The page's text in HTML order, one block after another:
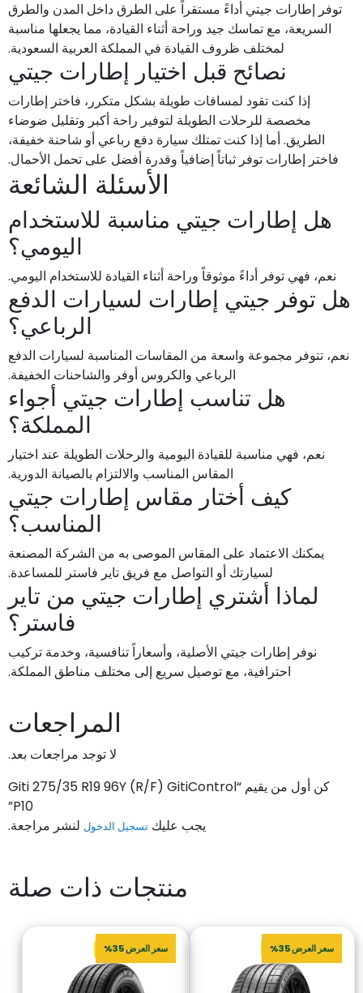
توفر إطارات جيتي أداءً مستقراً على الطرق داخل المدن والطرق
السريعة، مع تماسك جيد وراحة أثناء القيادة، مما يجعلها مناسبة
لمختلف ظروف القيادة في المملكة العربية السعودية.
نصائح قبل اختيار إطارات جيتي
إذا كنت تقود لمسافات طويلة بشكل متكرر، فاختر إطارات
مخصصة للرحلات الطويلة لتوفير راحة أكبر وتقليل ضوضاء
الطريق. أما إذا كنت تمتلك سيارة دفع رباعي أو شاحنة خفيفة،
فاختر إطارات توفر ثباتاً إضافياً وقدرة أفضل على تحمل الأحمال.
الأسئلة الشائعة
هل إطارات جيتي مناسبة للاستخدام
اليومي؟
نعم، فهي توفر أداءً موثوقاً وراحة أثناء القيادة للاستخدام اليومي.
هل توفر جيتي إطارات لسيارات الدفع
الرباعي؟
نعم، تتوفر مجموعة واسعة من المقاسات المناسبة لسيارات الدفع
الرباعي والكروس أوفر والشاحنات الخفيفة.
هل تناسب إطارات جيتي أجواء
المملكة؟
نعم، فهي مناسبة للقيادة اليومية والرحلات الطويلة عند اختيار
المقاس المناسب والالتزام بالصيانة الدورية.
كيف أختار مقاس إطارات جيتي
المناسب؟
يمكنك الاعتماد على المقاس الموصى به من الشركة المصنعة
لسيارتك أو التواصل مع فريق تاير فاستر للمساعدة.
لماذا أشتري إطارات جيتي من تاير
فاستر؟
نوفر إطارات جيتي الأصلية، وأسعاراً تنافسية، وخدمة تركيب
احترافية، مع توصيل سريع إلى مختلف مناطق المملكة.
المراجعات
لا توجد مراجعات بعد.
كن أول من يقيم “Giti 275/35 R19 96Y (R/F) GitiControl
P10”
يجب عليك تسجيل الدخول لنشر مراجعة.
منتجات ذات صلة
سعر العرض 35% سعر العرض 35%